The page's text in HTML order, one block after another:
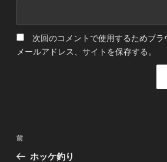
次回のコメントで使用するためブラ
メールアドレス、サイトを保存する。
投
前
の
前
ホッケ釣り